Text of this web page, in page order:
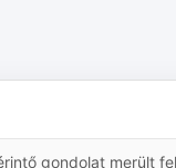
gondolat merült